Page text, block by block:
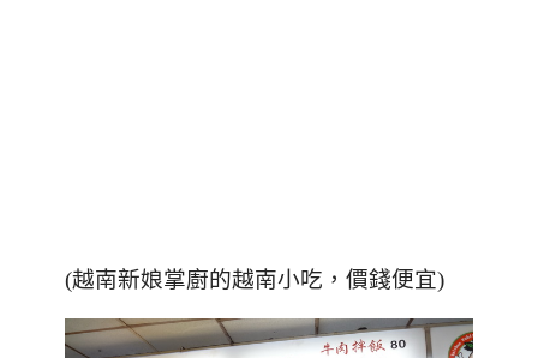
(越南新娘掌廚的越南小吃， 價錢便宜)